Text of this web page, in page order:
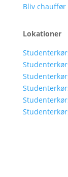
Bliv chauffør
Lokationer